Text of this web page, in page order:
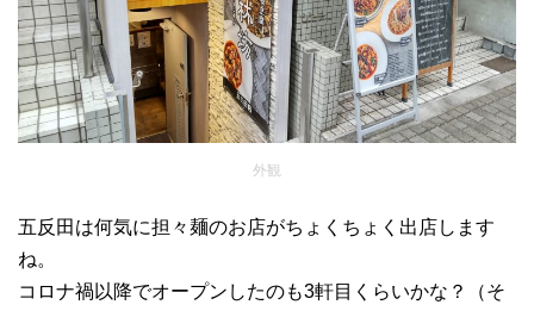
外観
五反田は何気に担々麺のお店がちょくちょく出店します
ね。
コロナ禍以降でオープンしたのも3軒目くらいかな？（そ